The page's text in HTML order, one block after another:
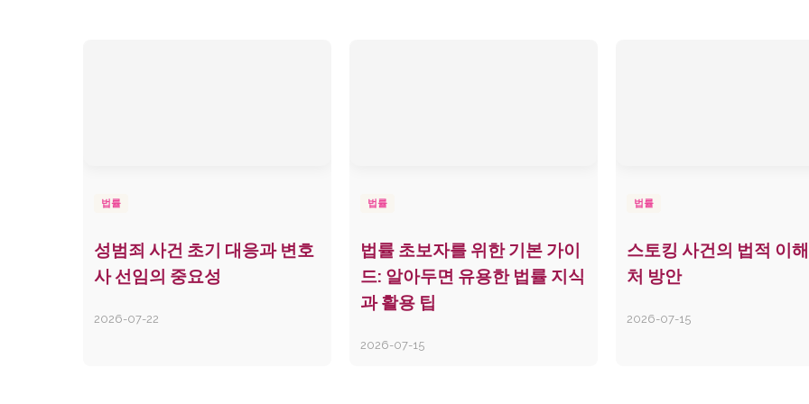
법률
성범죄 사건 초기 대응과 변호
사 선임의 중요성
2026-07-22
법률
법률 초보자를 위한 기본 가이
드: 알아두면 유용한 법률 지식
과 활용 팁
2026-07-15
법률
스토킹 사건의 법적 이
처 방안
2026-07-15